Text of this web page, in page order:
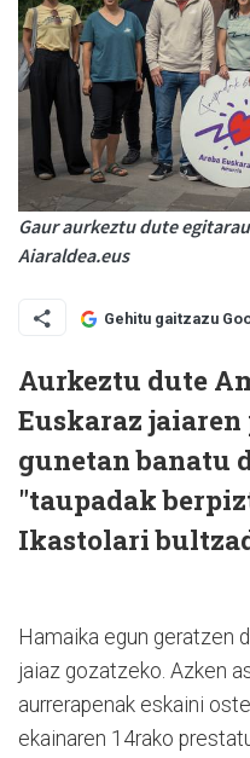
Gaur aurkeztu dute
Aiaraldea.eus
Gehitu gaitzazu
Aurkeztu dute
Euskaraz
gunetan banatu
"taupadak
Ikastolari
Hamaika egun geratzen
jaiaz gozatzeko. Azken
aurrerapenak eskaini
ekainaren 14rako